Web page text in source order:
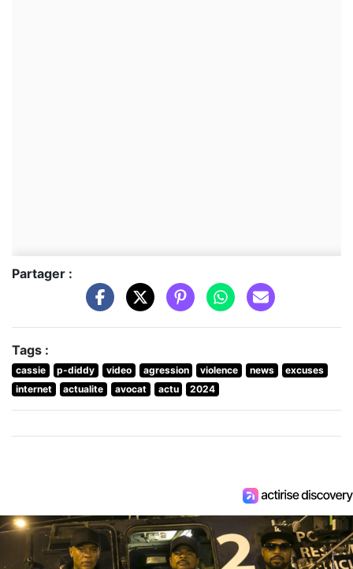
Partager :
Tags :
cassie p-diddy video agression violence news
excuses
internet
actualite avocat actu 2024